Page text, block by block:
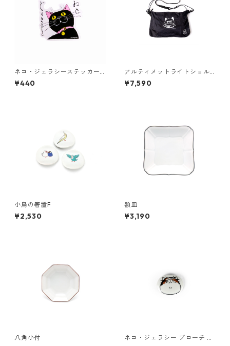
ネコ・ジェラシーステッカー
くろねこ
¥440
アルティメットライトショル
ダーバッグ ミニ [NJ ブラック]
¥7,590
小鳥の箸置F
¥2,530
額皿
¥3,190
八角小付
ネコ・ジェラシー ブローチ み